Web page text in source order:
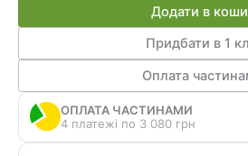
20
Додати в
Придбати в 1
Оплата
ОПЛАТА ЧАСТИНАМИ
4 платежі по 3 080 грн